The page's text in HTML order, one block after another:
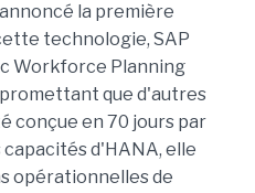
la première
technologie, SAP
Workforce Planning
que d'autres
conçue en 70 jours par
d'HANA, elle
opérationnelles de